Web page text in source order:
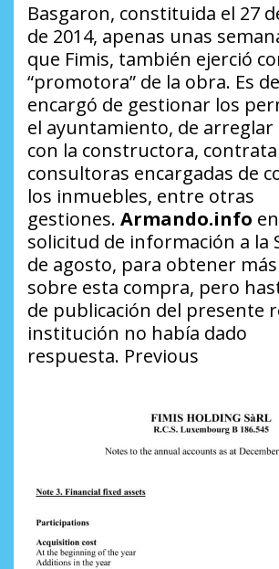
Basgaron, constituida el 27
de 2014, apenas unas
que Fimis, también ejerció
“promotora” de la obra. Es
encargó de gestionar los
el ayuntamiento, de
con la constructora,
consultoras encargadas de
los inmuebles, entre otras
gestiones. Armando.info
solicitud de información a la
de agosto, para obtener
sobre esta compra, pero
de publicación del presente
institución no había dado
respuesta. Previous